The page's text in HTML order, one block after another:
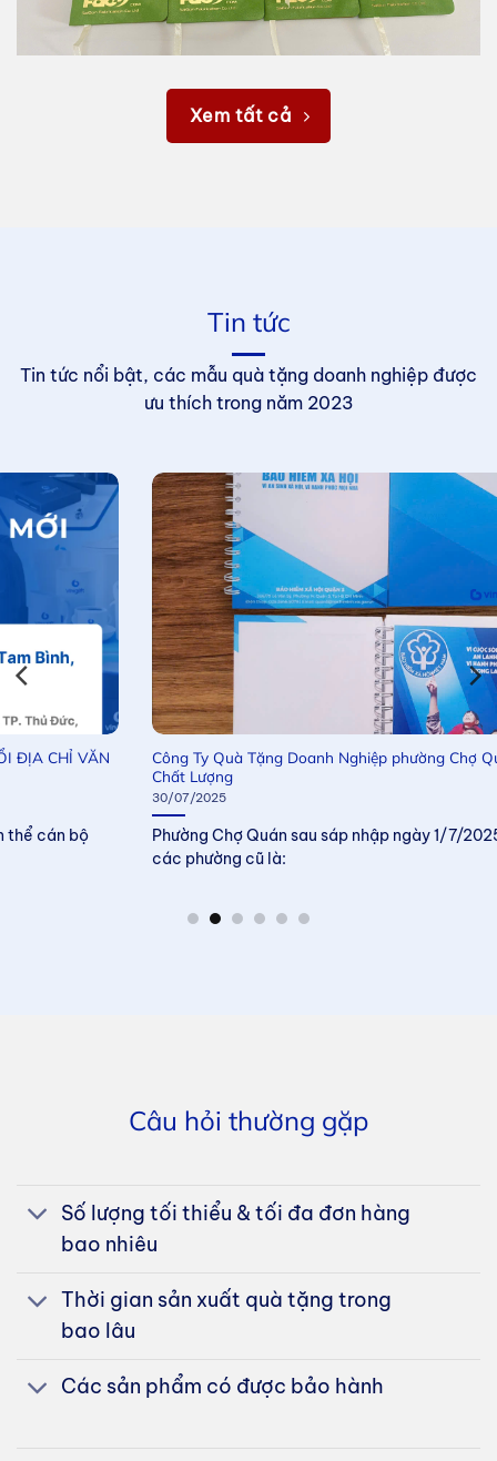
Xem tất cả
Tin tức
Tin tức nổi bật, các mẫu quà tặng doanh nghiệp được
ưu thích trong năm 2023
Công Ty Quà Tặng Doanh Nghiệp phường Chợ Quán Giá Tốt &
Phường Chợ Quán sau sáp nhập ngày 1/7/2025 thì bao gồm
Câu hỏi thường gặp
Số lượng tối thiểu & tối đa đơn hàng
bao nhiêu
Thời gian sản xuất quà tặng trong
bao lâu
Các sản phẩm có được bảo hành